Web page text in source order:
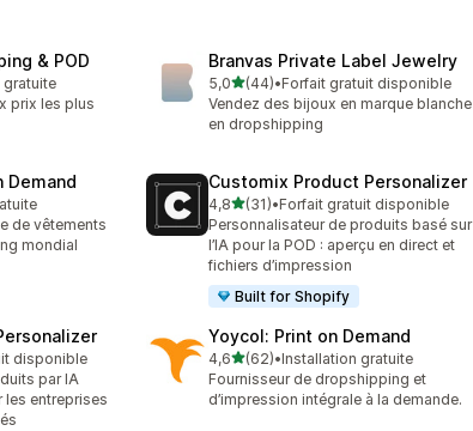
& POD
gratuite
prix les plus
Branvas Private Label Jewelry
5,0étoile(s) sur 5
(44)
44 avis au total
•Forfait gratuit disponible
Vendez des bijoux en marque blanche
en dropshipping
Demand
de vêtements
mondial
Customix Product Personalizer
4,8étoile(s) sur 5
(31)
31 avis au total
•Forfait gratuit disponible
Personnalisateur de produits basé sur
l’IA pour la POD : aperçu en direct et
fichiers d’impression
Built for Shopify
disponible
par IA
les entreprises
Yoycol: Print on Demand
4,6étoile(s) sur 5
(62)
62 avis au total
•Installation gratuite
Fournisseur de dropshipping et
d’impression intégrale à la demande.